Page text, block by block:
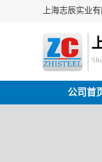
公司首